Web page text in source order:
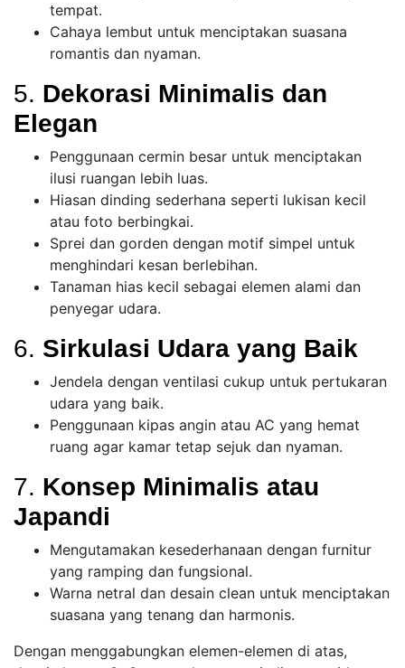
tempat.
Cahaya lembut untuk menciptakan suasana
romantis dan nyaman.
5. Dekorasi Minimalis dan
Elegan
Penggunaan cermin besar untuk menciptakan
ilusi ruangan lebih luas.
Hiasan dinding sederhana seperti lukisan kecil
atau foto berbingkai.
Sprei dan gorden dengan motif simpel untuk
menghindari kesan berlebihan.
Tanaman hias kecil sebagai elemen alami dan
penyegar udara.
6. Sirkulasi Udara yang Baik
Jendela dengan ventilasi cukup untuk pertukaran
udara yang baik.
Penggunaan kipas angin atau AC yang hemat
ruang agar kamar tetap sejuk dan nyaman.
7. Konsep Minimalis atau
Japandi
Mengutamakan kesederhanaan dengan furnitur
yang ramping dan fungsional.
Warna netral dan desain clean untuk menciptakan
suasana yang tenang dan harmonis.
Dengan menggabungkan elemen-elemen di atas,